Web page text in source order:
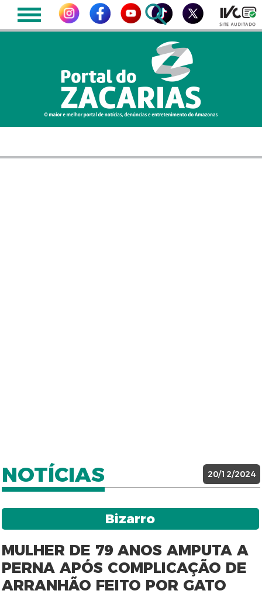
NOTÍCIAS 20/12/2024
Bizarro
MULHER DE 79 ANOS AMPUTA A
PERNA APÓS COMPLICAÇÃO DE
ARRANHÃO FEITO POR GATO